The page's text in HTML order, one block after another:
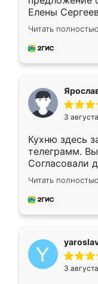
Елены
короткие
для замера
предложил по
Читать полностью
3
Кухню здесь
телеграмм.
Согласовали
недели кухня
довольны
мебель за
Читать полностью
3